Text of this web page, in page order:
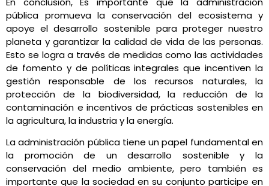
pública promueva la conservación del ecosistema y
apoye el desarrollo sostenible para proteger nuestro
planeta y garantizar la calidad de vida de las personas.
Esto se logra a través de medidas como las actividades
de fomento y de políticas integrales que incentiven la
gestión responsable de los recursos naturales, la
protección de la biodiversidad, la reducción de la
contaminación e incentivos de prácticas sostenibles en
la agricultura, la industria y la energía.
La administración pública tiene un papel fundamental en
la promoción de un desarrollo sostenible y la
conservación del medio ambiente, pero también es
importante que la sociedad en su conjunto participe en